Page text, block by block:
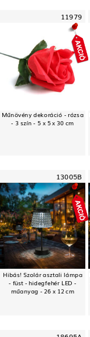
11979
Műnövény dekoráció - rózsa
- 3 szín - 5 x 5 x 30 cm
13005B
Hibás! Szolár asztali lámpa
- füst - hidegfehér LED -
műanyag - 26 x 12 cm